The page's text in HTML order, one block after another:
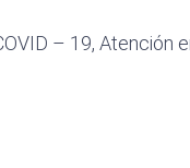
– 19, Atención